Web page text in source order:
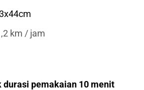
km / jam
durasi pemakaian 10 menit